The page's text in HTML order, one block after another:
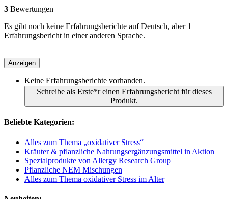
3 Bewertungen
Es gibt noch keine Erfahrungsberichte auf Deutsch, aber 1
Erfahrungsbericht in einer anderen Sprache.
Anzeigen
Keine Erfahrungsberichte vorhanden.
Schreibe als Erste*r einen Erfahrungsbericht für dieses
Produkt.
Beliebte Kategorien:
Alles zum Thema „oxidativer Stress“
Kräuter & pflanzliche Nahrungsergänzungsmittel in Aktion
Spezialprodukte von Allergy Research Group
Pflanzliche NEM Mischungen
Alles zum Thema oxidativer Stress im Alter